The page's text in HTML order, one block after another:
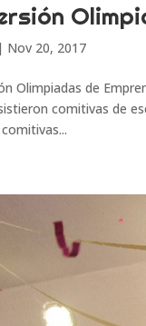
| Nov 20, 2017
Olimpiadas de
comitivas de